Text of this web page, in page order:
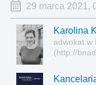
29 marca 2021,
Karolina
adwokat w
(http://
ochrony